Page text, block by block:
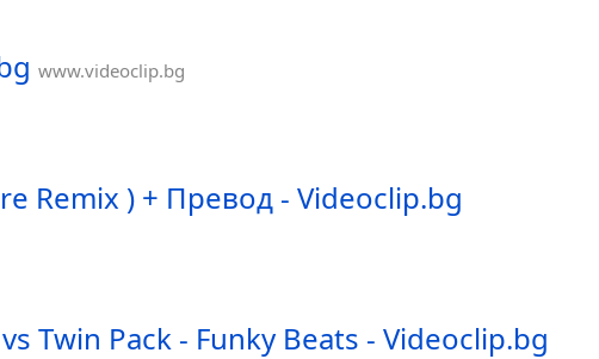
www.videoclip.bg
Remix ) + Превод - Videoclip.bg
Twin Pack - Funky Beats - Videoclip.bg